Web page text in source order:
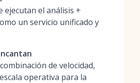
ejecutan el análisis +
un servicio unificado y
de velocidad,
operativa para la